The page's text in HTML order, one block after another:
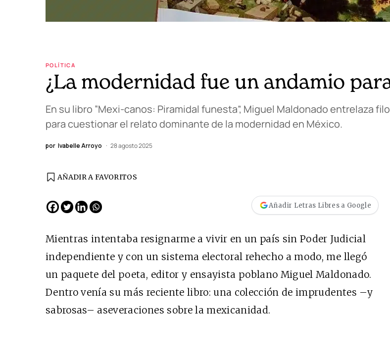
POLÍTICA
¿La modernidad fue un andamio
En su libro “Mexi-canos: Piramidal funesta”, Miguel Maldonado entrelaza
para cuestionar el relato dominante de la modernidad en México.
por Ivabelle Arroyo 28 agosto 2025
AÑADIR A FAVORITOS
Añadir Letras Libres a Google
Mientras intentaba resignarme a vivir en un país sin Poder Judicial
independiente y con un sistema electoral rehecho a modo, me llegó
un paquete del poeta, editor y ensayista poblano Miguel Maldonado.
Dentro venía su más reciente libro: una colección de imprudentes –y
sabrosas– aseveraciones sobre la mexicanidad.